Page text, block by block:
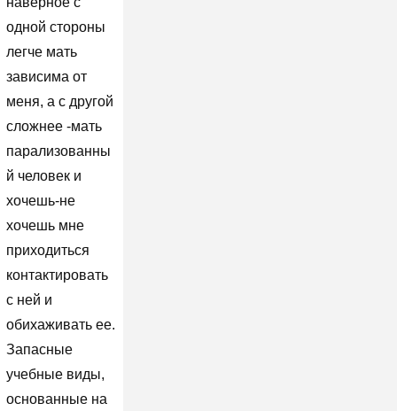
одной стороны
легче мать
зависима от
меня, а с другой
сложнее -мать
парализованны
й человек и
хочешь-не
хочешь мне
приходиться
контактировать
с ней и
обихаживать ее.
Запасные
учебные виды,
основанные на